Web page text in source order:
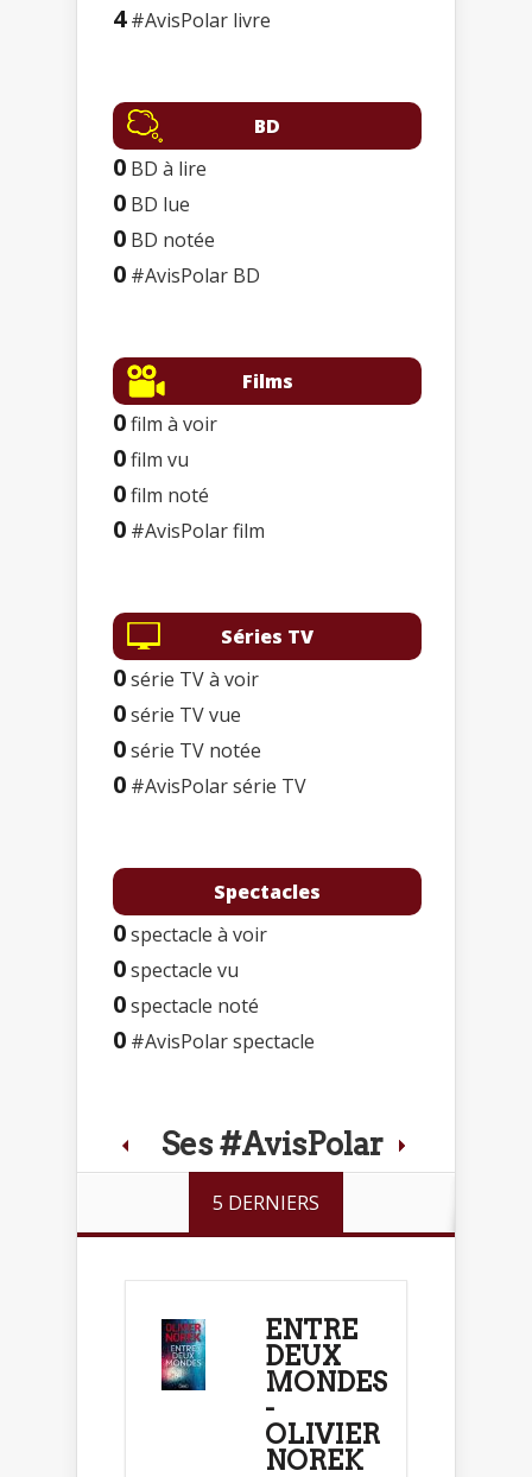
4#AvisPolar livre
BD
0 BD à lire
0 BD lue
0 BD notée
0 #AvisPolar BD
Films
0film à voir
0film vu
0film noté
0 #AvisPolar film
Séries TV
0série TV à voir
0série TV vue
0série TV notée
0 #AvisPolar série TV
Spectacles
0spectacle à voir
0spectacle vu
0spectacle noté
0 #AvisPolar spectacle
Ses #AvisPolar
5 DERNIERS
ENTRE
DEUX
MONDES
-
OLIVIER
NOREK